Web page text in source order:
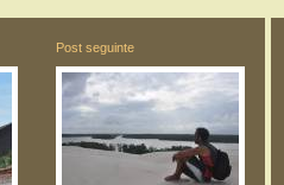
Post seguinte